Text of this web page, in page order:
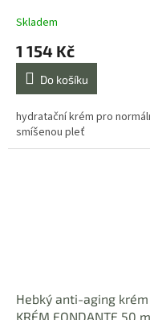
Skladem
1 154 Kč
Do košíku
hydratační krém pro
smíšenou pleť
Hebký anti-aging krém
KRÉM FONDANTE 50